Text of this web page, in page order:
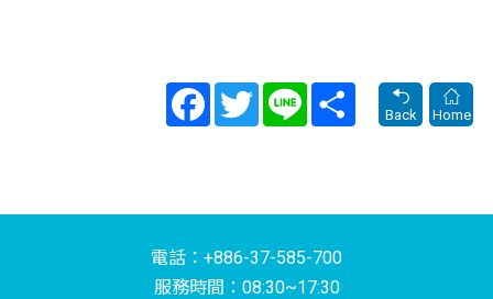
FacebookTwitter Line
Share
Back
Home
電話：+886-37-585-700
服務時間：08:30~17:30